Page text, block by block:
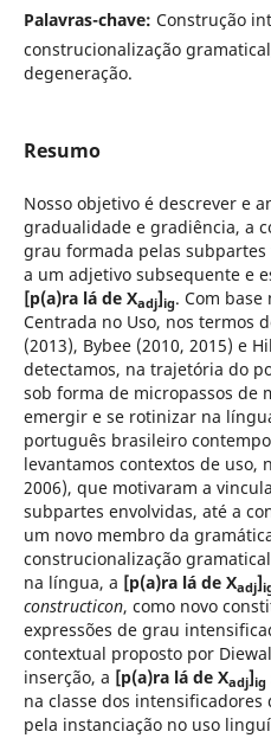
Palavras-chave: Construção
construcionalização
degeneração.
Resumo
Nosso objetivo é descrever e
gradualidade e gradiência, a
grau formada pelas subpartes
a um adjetivo subsequente e
[p(a)ra lá de Xadj]ig. Com base
Centrada no Uso, nos termos
(2013), Bybee (2010, 2015) e
detectamos, na trajetória do
sob forma de micropassos de
emergir e se rotinizar na
português brasileiro
levantamos contextos de uso,
2006), que motivaram a
subpartes envolvidas, até a
um novo membro da
construcionalização
na língua, a [p(a)ra lá de Xadj]
constructicon, como novo
expressões de grau
contextual proposto por
inserção, a [p(a)ra lá de Xadj]ig
na classe dos
pela instanciação no uso